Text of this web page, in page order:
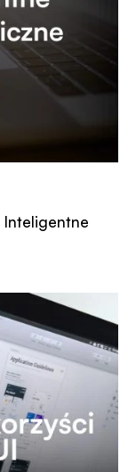
Inteligentne